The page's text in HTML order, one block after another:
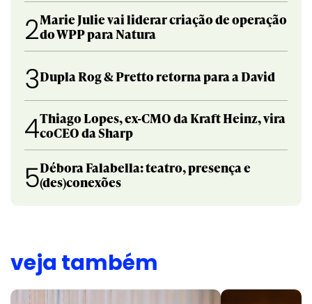
2Marie Julie vai liderar criação de operação
do WPP para Natura
3Dupla Rog & Pretto retorna para a David
4Thiago Lopes, ex-CMO da Kraft Heinz, vira
coCEO da Sharp
5Débora Falabella: teatro, presença e
(des)conexões
veja também